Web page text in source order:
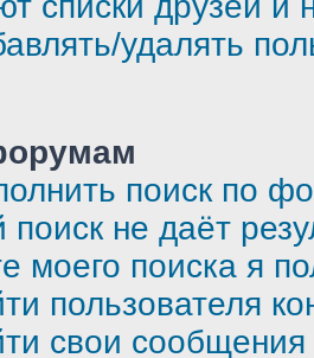
удалять
поиск по
не даёт
моего поиска я
пользователя
свои